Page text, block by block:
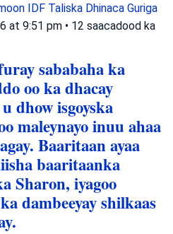
IDF Taliska Dhinaca Guriga
at 9:51 pm • 12 saacadood ka
sababaha ka
oo ka dhacay
dhow isgoyska
maleynayo inuu ahaa
Baaritaan ayaa
baaritaanka
Sharon, iyagoo
dambeeyay shilkaas